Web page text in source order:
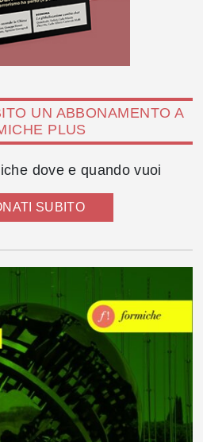
UN ABBONAMENTO A
PLUS
dove e quando vuoi
SUBITO